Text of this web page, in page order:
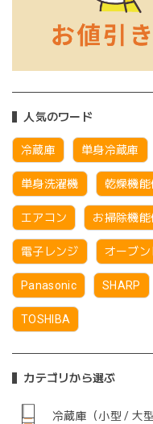
人気のワード
冷蔵庫 単身冷蔵庫
単身洗濯機 乾燥機
エアコン お掃除機
電子レンジ オーブ
Panasonic SHARP
TOSHIBA
カテゴリから選ぶ
冷蔵庫（小型 / 大型